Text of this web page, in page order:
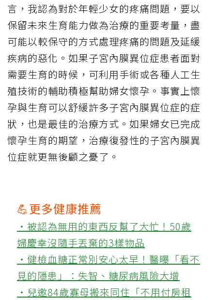
言，我認為對於年輕少女的疼痛問題，要以
保留未來生育能力做為治療的重要考量，盡
可能以較保守的方式處理疼痛的問題及延緩
疾病的惡化。如果子宮內膜異位症患者面對
需要生育的時候，可利用手術或各種人工生
殖技術的輔助積極幫助婦女懷孕。事實上懷
孕與生育可以舒緩許多子宮內膜異位症的症
狀，也是最佳的治療方式。如果婦女已完成
懷孕生育的期望，治療復發性的子宮內膜異
位症就更無後顧之憂了。
💪更多健康推薦
‧被認為無用的東西反幫了大忙！50歲
婦慶幸沒隨手丟棄的3樣物品
‧健檢血糖正常別安心太早！醫曝「看不
見的隱患」：失智、糖尿病風險大增
‧兒邀84歲寡母搬來同住「不用付房租